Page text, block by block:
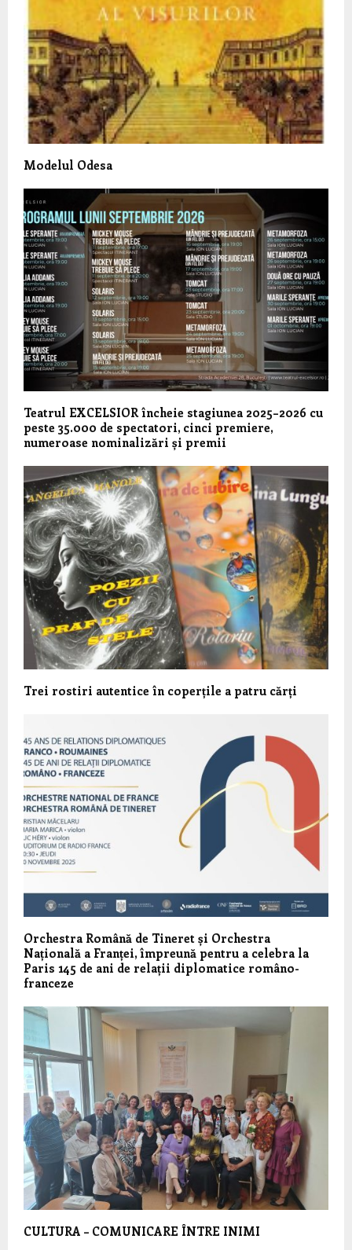
Modelul Odesa
Teatrul EXCELSIOR încheie stagiunea 2025–2026 cu
peste 35.000 de spectatori, cinci premiere,
numeroase nominalizări și premii
Trei rostiri autentice în coperțile a patru cărți
Orchestra Română de Tineret și Orchestra
Națională a Franței, împreună pentru a celebra la
Paris 145 de ani de relații diplomatice româno-
franceze
CULTURA – COMUNICARE ÎNTRE INIMI